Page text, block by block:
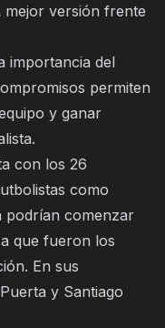
versión frente
importancia del
permiten
y ganar
con los 26
como
podrían comenzar
que fueron los
En sus
y Santiago